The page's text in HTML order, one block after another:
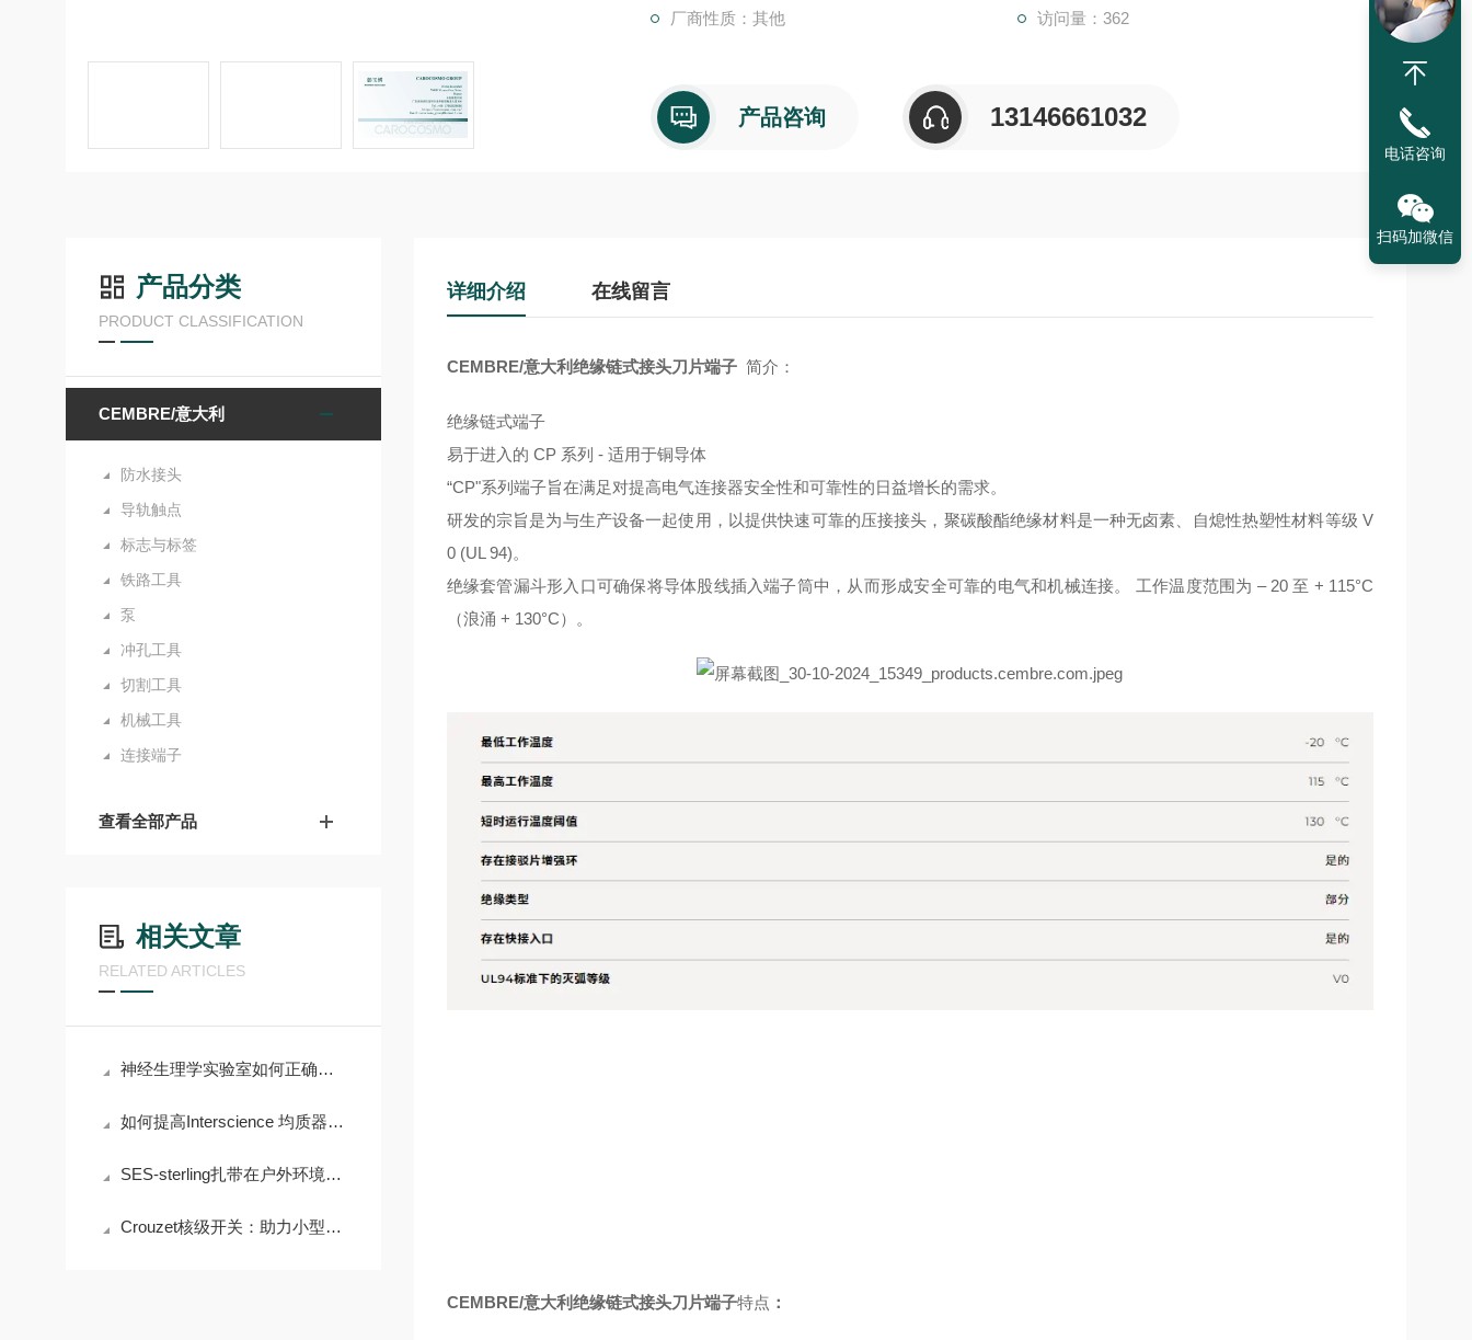
厂商性质：其他 访问量：362
产品咨询 13146661032
产品分类
PRODUCT CLASSIFICATION
CEMBRE/意大利
防水接头
导轨触点
标志与标签
铁路工具
泵
冲孔工具
切割工具
机械工具
连接端子
查看全部产品
相关文章
RELATED ARTICLES
神经生理学实验室如何正确使用Grass电刺激仪进行组织刺激
如何提高Interscience 均质器的样本回收率？
SES-sterling扎带在户外环境中的表现
Crouzet核级开关：助力小型模块化反应堆安全运行
详细介绍 在线留言
CEMBRE/意大利绝缘链式接头刀片端子简介：
绝缘链式端子
易于进入的 CP 系列 - 适用于铜导体
“CP"系列端子旨在满足对提高电气连接器安全性和可靠性的日益增长的需求。
研发的宗旨是为与生产设备一起使用，以提供快速可靠的压接接头，聚碳酸酯绝缘材料是一种无卤素、自熄性热塑性材料等级 V
0 (UL 94)。
绝缘套管漏斗形入口可确保将导体股线插入端子筒中，从而形成安全可靠的电气和机械连接。 工作温度范围为 – 20 至 + 115°C
（浪涌 + 130°C）。
CEMBRE/意大利绝缘链式接头刀片端子特点 ：
电话咨询
扫码加微信